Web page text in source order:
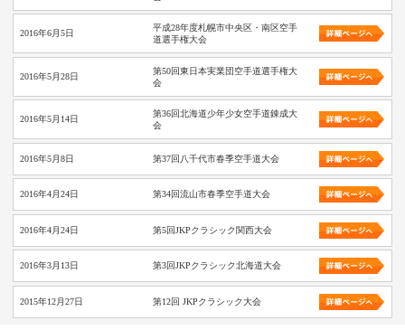
2016年6月5日
平成28年度札幌市中央区・南区空手
道選手権大会
2016年5月28日
第50回東日本実業団空手道選手権大
会
2016年5月14日
第36回北海道少年少女空手道錬成大
会
2016年5月8日 第37回八千代市春季空手道大会
2016年4月24日 第34回流山市春季空手道大会
2016年4月24日 第5回JKPクラシック関西大会
2016年3月13日 第3回JKPクラシック北海道大会
2015年12月27日 第12回 JKPクラシック大会